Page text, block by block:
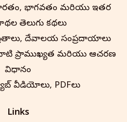
భాగవతం మరియు ఇతర
తెలుగు కథనాలు
దేవాలయ సంప్రదాయాలు
ప్రాముఖ్యత మరియు ఆచరణ
విధానం
వీడియోలు, PDFలు
Links